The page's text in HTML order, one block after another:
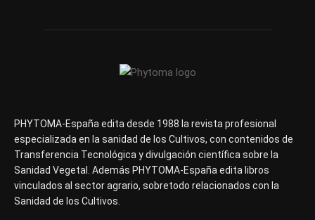
PHYTOMA-España edita desde 1988 la revista profesional
especializada en la sanidad de los Cultivos, con contenidos de
Transferencia Tecnológica y divulgación científica sobre la
Sanidad Vegetal. Además PHYTOMA-España edita libros
vinculados al sector agrario, sobretodo relacionados con la
Sanidad de los Cultivos.